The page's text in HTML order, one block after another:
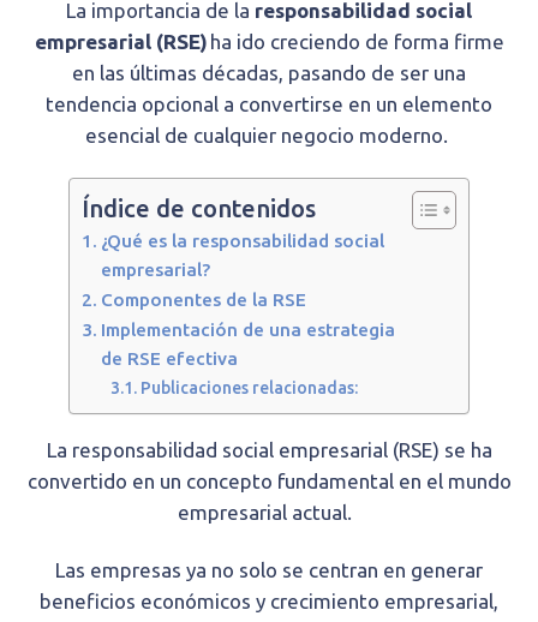
La importancia de la responsabilidad social
empresarial (RSE) ha ido creciendo de forma firme
en las últimas décadas, pasando de ser una
tendencia opcional a convertirse en un elemento
esencial de cualquier negocio moderno.
Índice de contenidos
¿Qué es la responsabilidad social
empresarial?
Componentes de la RSE
Implementación de una estrategia
de RSE efectiva
Publicaciones relacionadas:
La responsabilidad social empresarial (RSE) se ha
convertido en un concepto fundamental en el mundo
empresarial actual.
Las empresas ya no solo se centran en generar
beneficios económicos y crecimiento empresarial,